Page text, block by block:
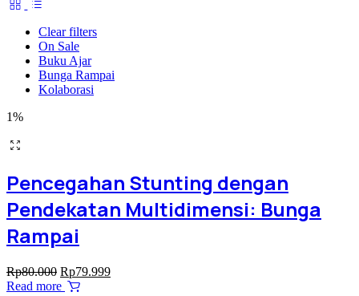
Clear filters
On Sale
Buku Ajar
Bunga Rampai
Kolaborasi
1%
Pencegahan Stunting dengan
Pendekatan Multidimensi: Bunga
Rampai
Rp80.000 Original
price
Rp79.999Current
Read more